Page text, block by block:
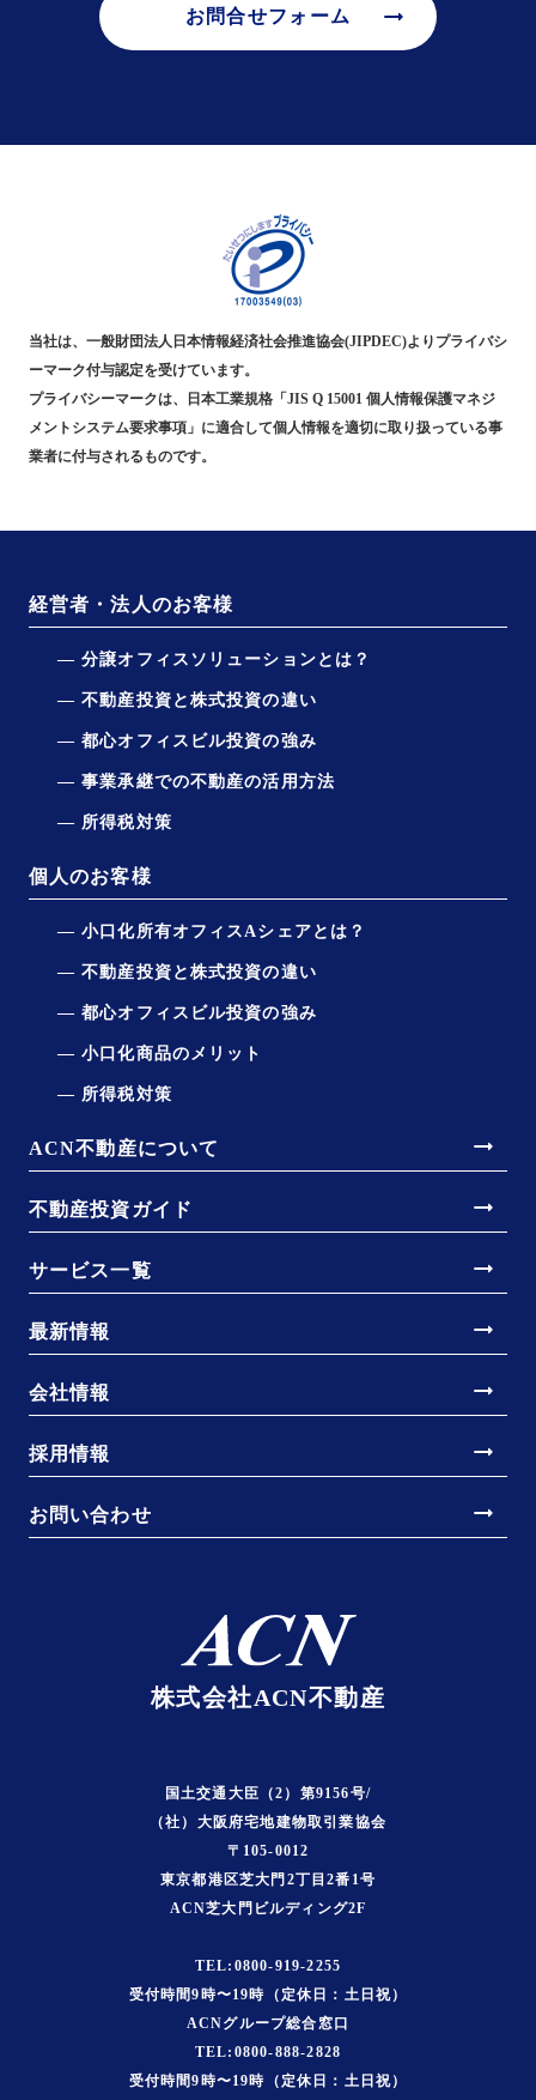
お問合せフォーム arrow_right_alt
当社は、一般財団法人日本情報経済社会推進協会(JIPDEC)よりプライバシ
ーマーク付与認定を受けています。
プライバシーマークは、日本工業規格「JIS Q 15001 個人情報保護マネジ
メントシステム要求事項」に適合して個人情報を適切に取り扱っている事
業者に付与されるものです。
経営者・法人のお客様
分譲オフィスソリューションとは？
不動産投資と株式投資の違い
都心オフィスビル投資の強み
事業承継での不動産の活用方法
所得税対策
個人のお客様
小口化所有オフィスAシェアとは？
不動産投資と株式投資の違い
都心オフィスビル投資の強み
小口化商品のメリット
所得税対策
ACN不動産について arrow_right_alt
不動産投資ガイド arrow_right_alt
サービス一覧 arrow_right_alt
最新情報 arrow_right_alt
会社情報 arrow_right_alt
採用情報 arrow_right_alt
お問い合わせ arrow_right_alt
株式会社ACN不動産
国土交通大臣（2）第9156号/
（社）大阪府宅地建物取引業協会
〒105-0012
東京都港区芝大門2丁目2番1号
ACN芝大門ビルディング2F
TEL:0800-919-2255
受付時間9時〜19時（定休日：土日祝）
ACNグループ総合窓口
TEL:0800-888-2828
受付時間9時〜19時（定休日：土日祝）